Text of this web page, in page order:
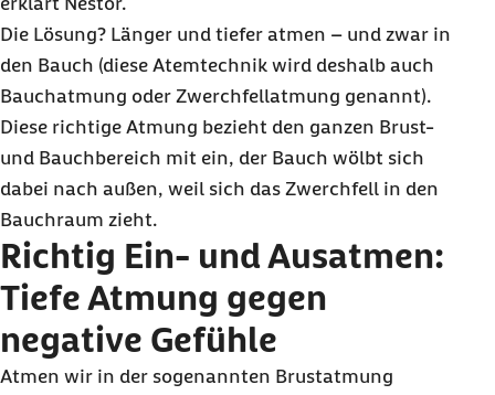
Die Lösung? Länger und tiefer atmen – und zwar in
den Bauch (diese Atemtechnik wird deshalb auch
Bauchatmung oder Zwerchfellatmung genannt).
Diese richtige Atmung bezieht den ganzen Brust-
und Bauchbereich mit ein, der Bauch wölbt sich
dabei nach außen, weil sich das Zwerchfell in den
Bauchraum zieht.
Richtig Ein- und Ausatmen:
Tiefe Atmung gegen
negative Gefühle
Atmen wir in der sogenannten Brustatmung